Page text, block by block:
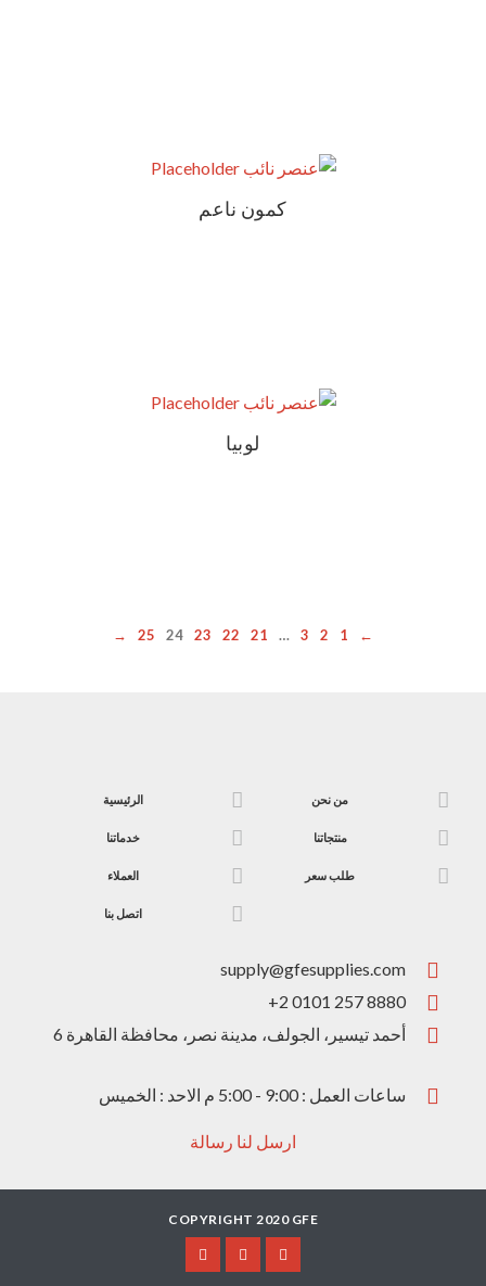
كمون ناعم
لوبيا
←
1
2
3
…
21
22
23
24
25
→
الرئيسية من نحن
خدماتنا منتجاتنا
العملاء طلب سعر
اتصل بنا
supply@gfesupplies.com
+2 0101 257 8880
ساعات العمل : 9:00 - 5:00 م الاحد : الخميس
ارسل لنا رسالة
COPYRIGHT 2020 GFE